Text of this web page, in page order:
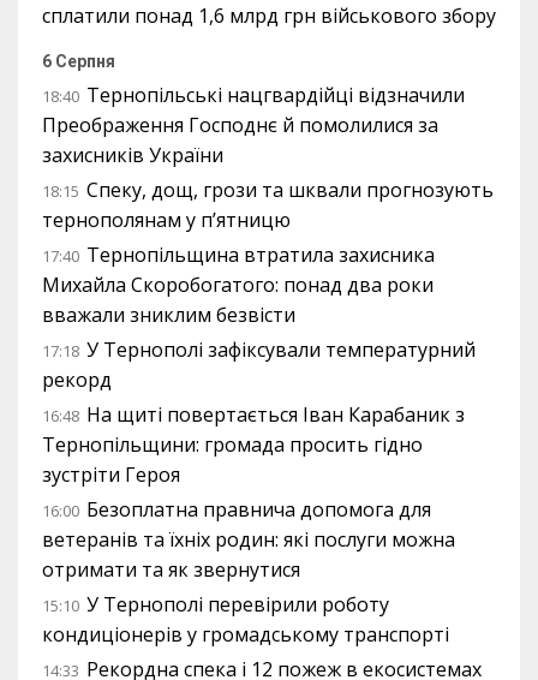
сплатили понад 1,6 млрд грн військового збору
6 Серпня
18:40 Тернопільські нацгвардійці відзначили
Преображення Господнє й помолилися за
захисників України
18:15 Спеку, дощ, грози та шквали прогнозують
тернополянам у п’ятницю
17:40 Тернопільщина втратила захисника
Михайла Скоробогатого: понад два роки
вважали зниклим безвісти
17:18 У Тернополі зафіксували температурний
рекорд
16:48 На щиті повертається Іван Карабаник з
Тернопільщини: громада просить гідно
зустріти Героя
16:00 Безоплатна правнича допомога для
ветеранів та їхніх родин: які послуги можна
отримати та як звернутися
15:10 У Тернополі перевірили роботу
кондиціонерів у громадському транспорті
14:33 Рекордна спека і 12 пожеж в екосистемах